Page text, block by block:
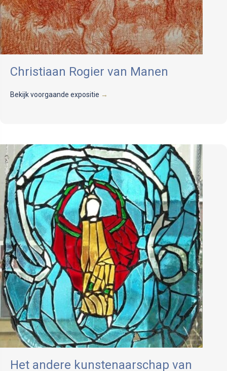
Christiaan Rogier van Manen
Bekijk voorgaande expositie →
Het andere kunstenaarschap van